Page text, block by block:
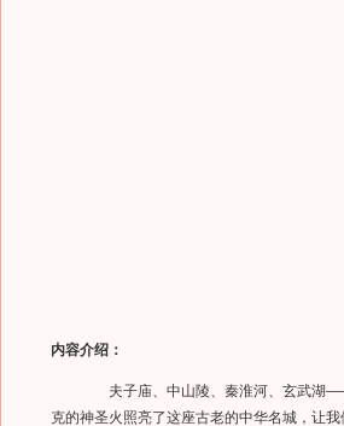
内容介绍：
夫子庙、中山陵、秦淮河、玄武湖——
克的神圣火照亮了这座古老的中华名城，让我